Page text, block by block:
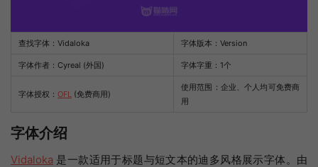
查找字体： Vidaloka 字体版本：Version
字体作者：Cyreal (外国) 字体字重：1个
字体授权： OFL (免费商用)
使用范围：企业、个人均可免费商
用
字体介绍
Vidaloka 是一款适用于标题与短文本的迪多风格展示字体。由